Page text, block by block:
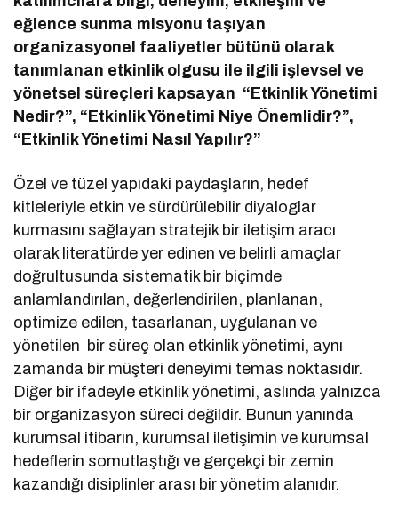
eğlence sunma misyonu taşıyan
organizasyonel faaliyetler bütünü olarak
tanımlanan etkinlik olgusu ile ilgili işlevsel ve
yönetsel süreçleri kapsayan “Etkinlik Yönetimi
Nedir?”, “Etkinlik Yönetimi Niye Önemlidir?”,
“Etkinlik Yönetimi Nasıl Yapılır?”
Özel ve tüzel yapıdaki paydaşların, hedef
kitleleriyle etkin ve sürdürülebilir diyaloglar
kurmasını sağlayan stratejik bir iletişim aracı
olarak literatürde yer edinen ve belirli amaçlar
doğrultusunda sistematik bir biçimde
anlamlandırılan, değerlendirilen, planlanan,
optimize edilen, tasarlanan, uygulanan ve
yönetilen bir süreç olan etkinlik yönetimi, aynı
zamanda bir müşteri deneyimi temas noktasıdır.
Diğer bir ifadeyle etkinlik yönetimi, aslında yalnızca
bir organizasyon süreci değildir. Bunun yanında
kurumsal itibarın, kurumsal iletişimin ve kurumsal
hedeflerin somutlaştığı ve gerçekçi bir zemin
kazandığı disiplinler arası bir yönetim alanıdır.